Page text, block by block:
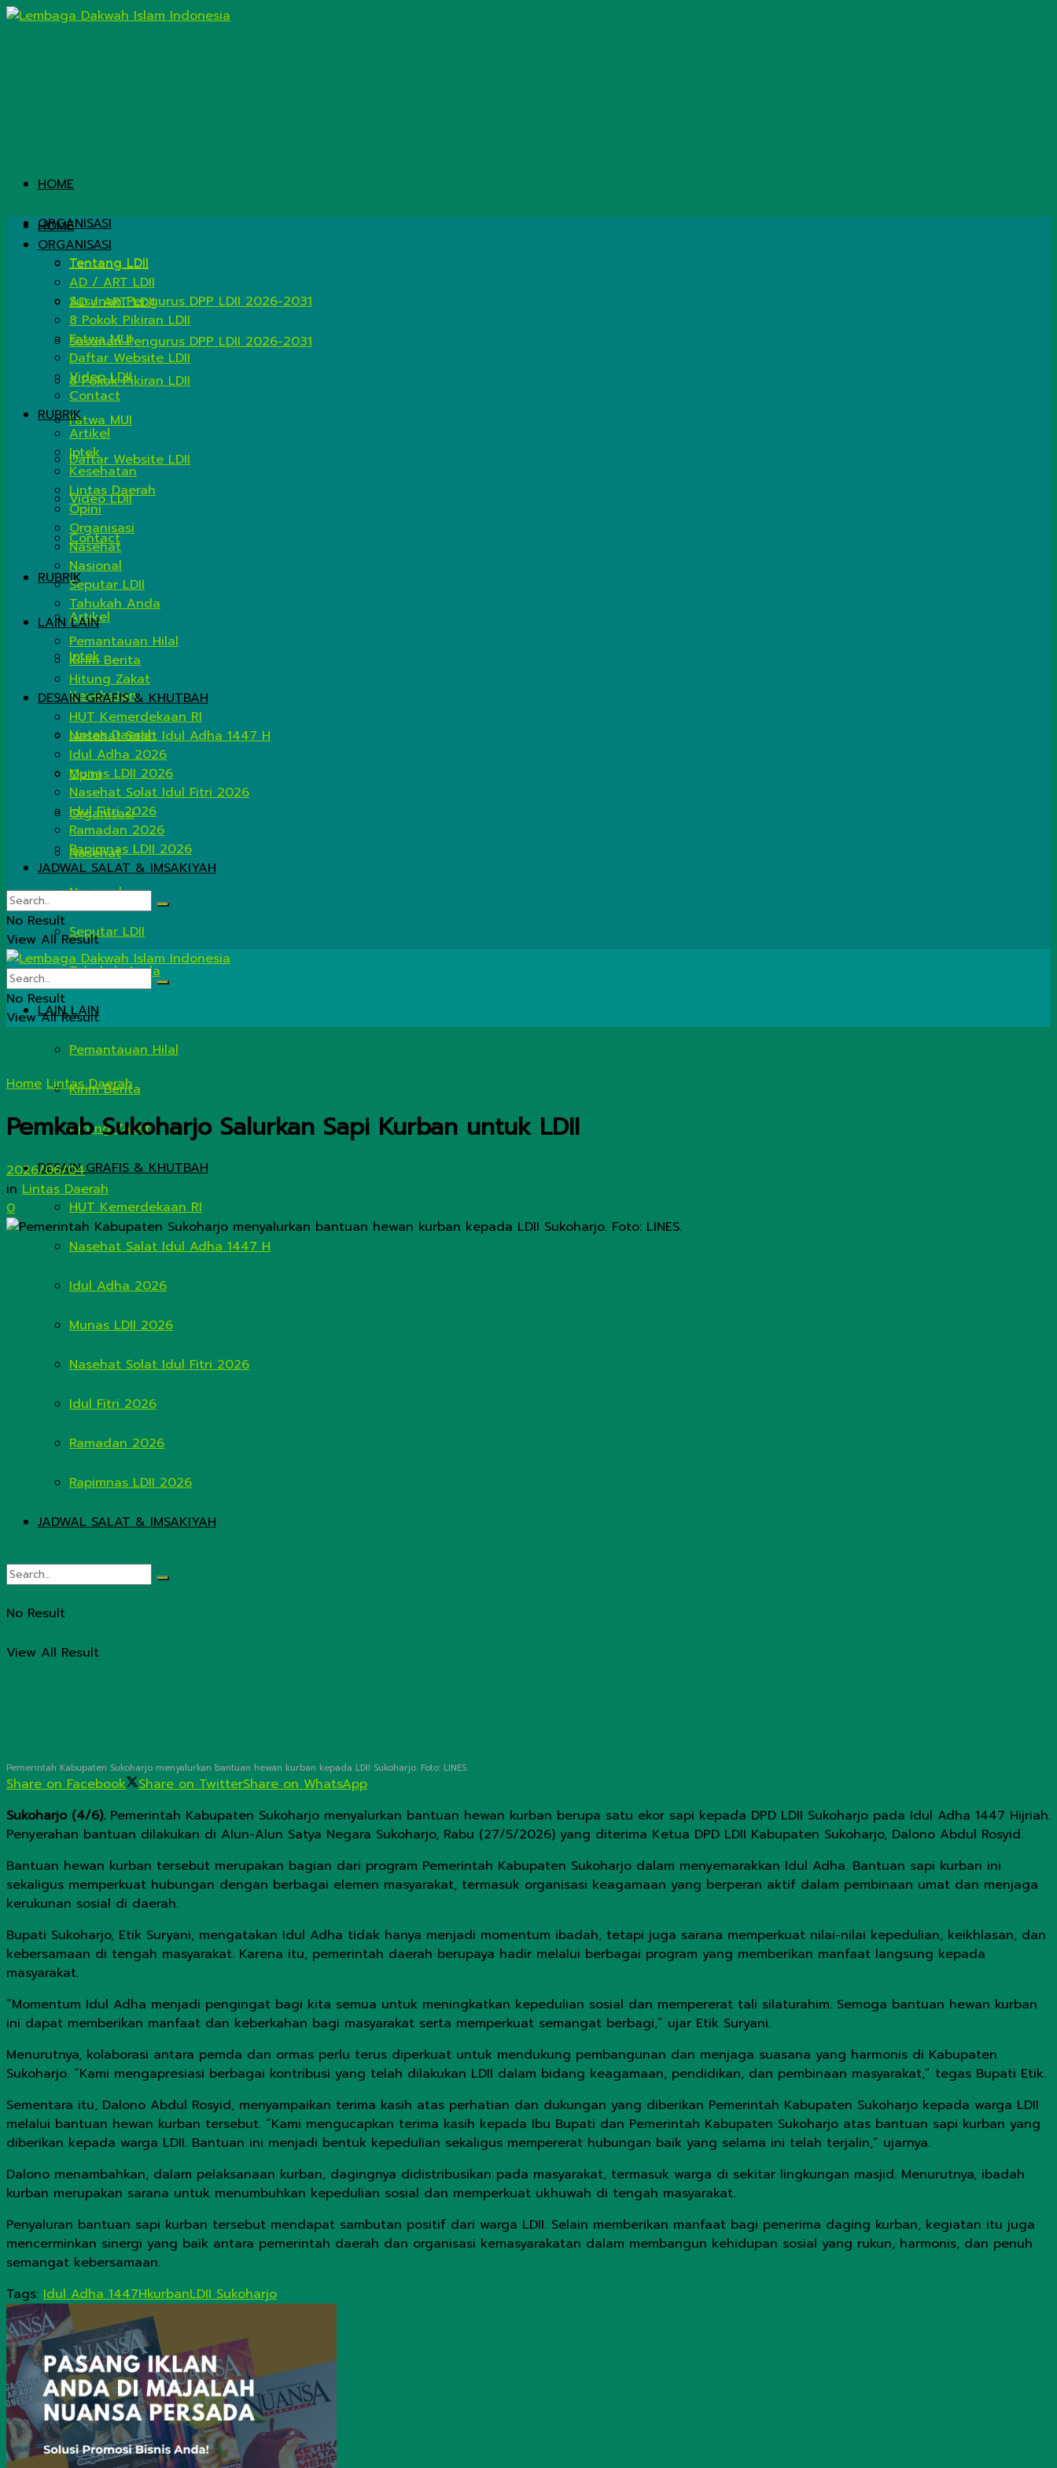
HOME
ORGANISASI
Tentang LDII
AD / ART LDII
Susunan Pengurus DPP LDII 2026-2031
8 Pokok Pikiran LDII
Fatwa MUI
Daftar Website LDII
Video LDII
Contact
RUBRIK
Artikel
Iptek
Kesehatan
Lintas Daerah
Opini
Organisasi
Nasehat
Nasional
Seputar LDII
Tahukah Anda
LAIN LAIN
Pemantauan Hilal
Kirim Berita
Hitung Zakat
DESAIN GRAFIS & KHUTBAH
HUT Kemerdekaan RI
Nasehat Salat Idul Adha 1447 H
Idul Adha 2026
Munas LDII 2026
Nasehat Solat Idul Fitri 2026
Idul Fitri 2026
Ramadan 2026
Rapimnas LDII 2026
JADWAL SALAT & IMSAKIYAH
No Result
View All Result
HOME
ORGANISASI
Tentang LDII
AD / ART LDII
Susunan Pengurus DPP LDII 2026-2031
8 Pokok Pikiran LDII
Fatwa MUI
Daftar Website LDII
Video LDII
Contact
RUBRIK
Artikel
Iptek
Kesehatan
Lintas Daerah
Opini
Organisasi
Nasehat
Nasional
Seputar LDII
Tahukah Anda
LAIN LAIN
Pemantauan Hilal
Kirim Berita
Hitung Zakat
DESAIN GRAFIS & KHUTBAH
HUT Kemerdekaan RI
Nasehat Salat Idul Adha 1447 H
Idul Adha 2026
Munas LDII 2026
Nasehat Solat Idul Fitri 2026
Idul Fitri 2026
Ramadan 2026
Rapimnas LDII 2026
JADWAL SALAT & IMSAKIYAH
No Result
View All Result
No Result
View All Result
Home Lintas Daerah
Pemkab Sukoharjo Salurkan Sapi Kurban untuk LDII
2026/06/04
in Lintas Daerah
0
Pemerintah Kabupaten Sukoharjo menyalurkan bantuan hewan kurban kepada LDII Sukoharjo. Foto: LINES.
Share on Facebook Share on TwitterShare on WhatsApp
Sukoharjo (4/6). Pemerintah Kabupaten Sukoharjo menyalurkan bantuan hewan kurban berupa satu ekor sapi kepada DPD LDII Sukoharjo pada Idul Adha 1447 Hijriah.
Penyerahan bantuan dilakukan di Alun-Alun Satya Negara Sukoharjo, Rabu (27/5/2026) yang diterima Ketua DPD LDII Kabupaten Sukoharjo, Dalono Abdul Rosyid.
Bantuan hewan kurban tersebut merupakan bagian dari program Pemerintah Kabupaten Sukoharjo dalam menyemarakkan Idul Adha. Bantuan sapi kurban ini
sekaligus memperkuat hubungan dengan berbagai elemen masyarakat, termasuk organisasi keagamaan yang berperan aktif dalam pembinaan umat dan menjaga
kerukunan sosial di daerah.
Bupati Sukoharjo, Etik Suryani, mengatakan Idul Adha tidak hanya menjadi momentum ibadah, tetapi juga sarana memperkuat nilai-nilai kepedulian, keikhlasan, dan
kebersamaan di tengah masyarakat. Karena itu, pemerintah daerah berupaya hadir melalui berbagai program yang memberikan manfaat langsung kepada
masyarakat.
“Momentum Idul Adha menjadi pengingat bagi kita semua untuk meningkatkan kepedulian sosial dan mempererat tali silaturahim. Semoga bantuan hewan kurban
ini dapat memberikan manfaat dan keberkahan bagi masyarakat serta memperkuat semangat berbagi,” ujar Etik Suryani.
Menurutnya, kolaborasi antara pemda dan ormas perlu terus diperkuat untuk mendukung pembangunan dan menjaga suasana yang harmonis di Kabupaten
Sukoharjo. “Kami mengapresiasi berbagai kontribusi yang telah dilakukan LDII dalam bidang keagamaan, pendidikan, dan pembinaan masyarakat,” tegas Bupati Etik.
Sementara itu, Dalono Abdul Rosyid, menyampaikan terima kasih atas perhatian dan dukungan yang diberikan Pemerintah Kabupaten Sukoharjo kepada warga LDII
melalui bantuan hewan kurban tersebut. “Kami mengucapkan terima kasih kepada Ibu Bupati dan Pemerintah Kabupaten Sukoharjo atas bantuan sapi kurban yang
diberikan kepada warga LDII. Bantuan ini menjadi bentuk kepedulian sekaligus mempererat hubungan baik yang selama ini telah terjalin,” ujarnya.
Dalono menambahkan, dalam pelaksanaan kurban, dagingnya didistribusikan pada masyarakat, termasuk warga di sekitar lingkungan masjid. Menurutnya, ibadah
kurban merupakan sarana untuk menumbuhkan kepedulian sosial dan memperkuat ukhuwah di tengah masyarakat.
Penyaluran bantuan sapi kurban tersebut mendapat sambutan positif dari warga LDII. Selain memberikan manfaat bagi penerima daging kurban, kegiatan itu juga
mencerminkan sinergi yang baik antara pemerintah daerah dan organisasi kemasyarakatan dalam membangun kehidupan sosial yang rukun, harmonis, dan penuh
semangat kebersamaan.
Tags: Idul Adha 1447HkurbanLDII Sukoharjo